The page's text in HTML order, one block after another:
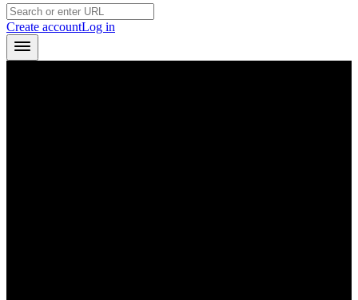
Create accountLog in